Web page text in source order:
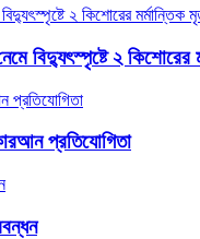
বিদ্যুৎস্পৃষ্টে ২ কিশোরের
প্রতিযোগিতা